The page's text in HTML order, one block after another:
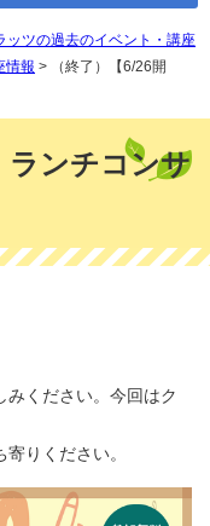
ッツの過去のイベント・講座
情報 > （終了）【6/26開
ランチコンサ
みください。今回はク
りください。